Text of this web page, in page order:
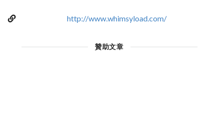
http://www.whimsyload.com/
贊助文章